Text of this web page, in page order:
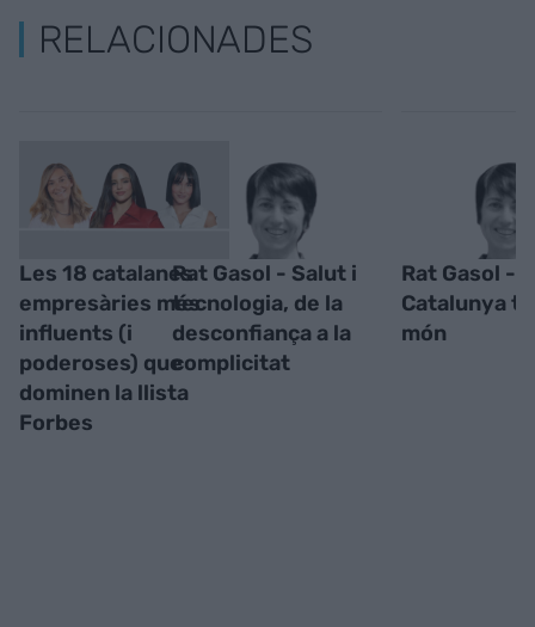
RELACIONADES
Les 18 catalanes
empresàries més
influents (i
poderoses) que
dominen la llista
Forbes
Rat Gasol - Salut i
tecnologia, de la
desconfiança a la
complicitat
Rat Gasol -
Catalunya
món